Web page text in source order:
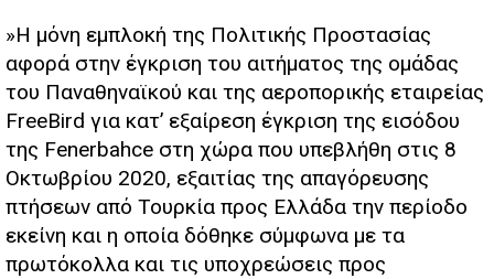
»Η μόνη εμπλοκή της Πολιτικής Προστασίας
αφορά στην έγκριση του αιτήματος της ομάδας
του Παναθηναϊκού και της αεροπορικής εταιρείας
FreeBird για κατ’ εξαίρεση έγκριση της εισόδου
της Fenerbahce στη χώρα που υπεβλήθη στις 8
Οκτωβρίου 2020, εξαιτίας της απαγόρευσης
πτήσεων από Τουρκία προς Ελλάδα την περίοδο
εκείνη και η οποία δόθηκε σύμφωνα με τα
πρωτόκολλα και τις υποχρεώσεις προς